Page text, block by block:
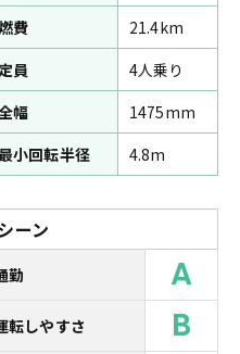
費
21.4km
員
4人乗り
幅
1475mm
小回転半径 4.8m
ーン
勤 A
転しやすさ B